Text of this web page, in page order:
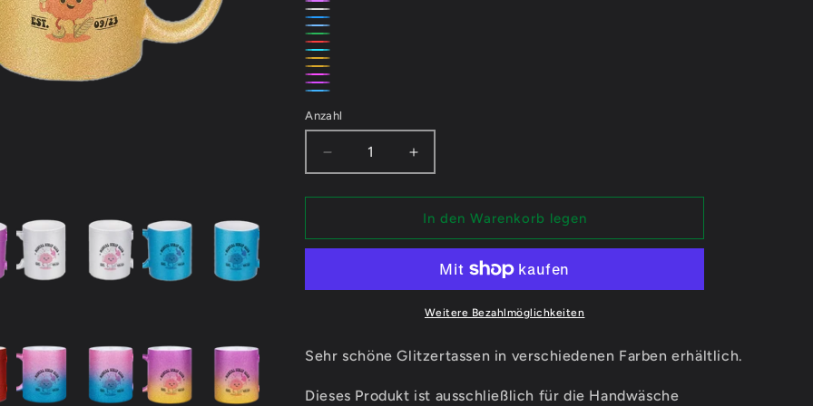
Rosa
Violett
Silber
Türkis
Hellblau
Grün
Rot
Türkis/Pink
Gold/Violett
Gold/Silber
Violett/Silber
Violett/Pink
Anzahl
Verringere
die
Menge
Alyna
Club
Erhöhe
die
Menge
für
Alyna
Strip
Club
In den Warenkorb legen
Weitere Bezahlmöglichkeiten
Sehr schöne Glitzertassen in verschiedenen Farben erhältlich.
Dieses Produkt ist ausschließlich für die Handwäsche